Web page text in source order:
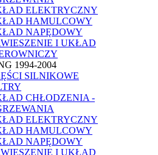
ELEKTRYCZNY
HAMULCOWY
NAPĘDOWY
I UKŁAD
1994-2004
SILNIKOWE
CHŁODZENIA -
ELEKTRYCZNY
HAMULCOWY
NAPĘDOWY
I UKŁAD